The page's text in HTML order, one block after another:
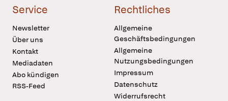
Service
Newsletter
Über uns
Kontakt
Mediadaten
Abo kündigen
RSS-Feed
Rechtliches
Allgemeine
Geschäftsbedingungen
Allgemeine
Nutzungsbedingungen
Impressum
Datenschutz
Widerrufsrecht